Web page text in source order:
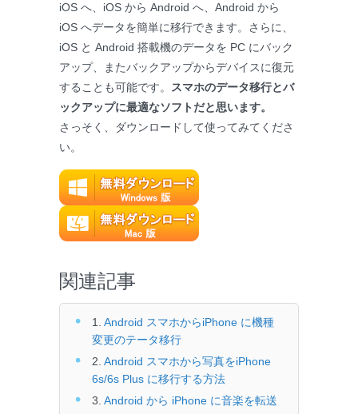
iOS へ、iOS から Android へ、Android から
iOS へデータを簡単に移行できます。さらに、
iOS と Android 搭載機のデータを PC にバック
アップ、またバックアップからデバイスに復元
することも可能です。
スマホのデータ移行とバ
ックアップに最適なソフトだと思います。
さっそく、ダウンロードして使ってみてくださ
い。
関連記事
1. Android スマホからiPhone に機種
変更のテータ移行
2. Android スマホから写真をiPhone
6s/6s Plus に移行する方法
3. Android から iPhone に音楽を転送